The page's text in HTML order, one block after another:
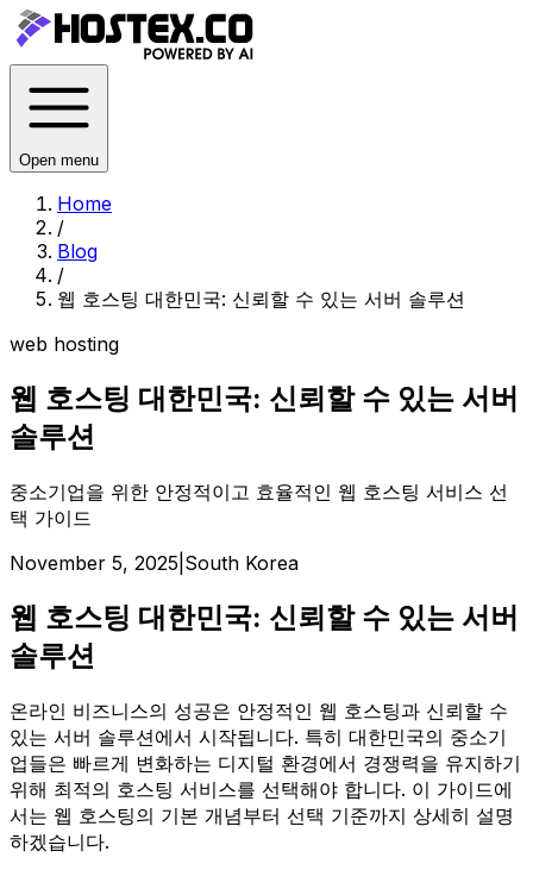
Open menu
Home
/
Blog
/
웹 호스팅 대한민국: 신뢰할 수 있는 서버 솔루션
web hosting
웹 호스팅 대한민국: 신뢰할 수 있는 서버
솔루션
중소기업을 위한 안정적이고 효율적인 웹 호스팅 서비스 선
택 가이드
November 5, 2025 South Korea
웹 호스팅 대한민국: 신뢰할 수 있는 서버
솔루션
온라인 비즈니스의 성공은 안정적인 웹 호스팅과 신뢰할 수
있는 서버 솔루션에서 시작됩니다. 특히 대한민국의 중소기
업들은 빠르게 변화하는 디지털 환경에서 경쟁력을 유지하기
위해 최적의 호스팅 서비스를 선택해야 합니다. 이 가이드에
서는 웹 호스팅의 기본 개념부터 선택 기준까지 상세히 설명
하겠습니다.